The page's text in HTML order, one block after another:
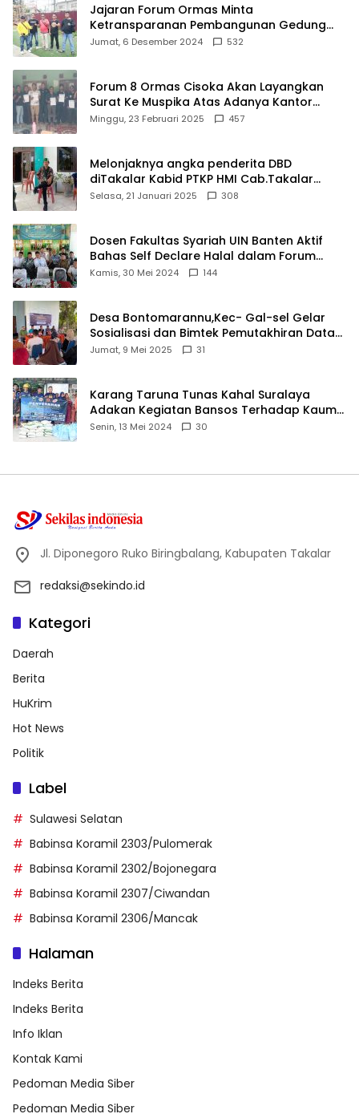
Jajaran Forum Ormas Minta
Ketransparanan Pembangunan Gedung
Damkar Di Kecamatan Cisoka
Jumat, 6 Desember 2024 532
Forum 8 Ormas Cisoka Akan Layangkan
Surat Ke Muspika Atas Adanya Kantor
Matel di Cisoka
Minggu, 23 Februari 2025 457
Melonjaknya angka penderita DBD
diTakalar Kabid PTKP HMI Cab.Takalar
angkat bicara
Selasa, 21 Januari 2025 308
Dosen Fakultas Syariah UIN Banten Aktif
Bahas Self Declare Halal dalam Forum
Ijtima Ulama MUI
Kamis, 30 Mei 2024 144
Desa Bontomarannu,Kec- Gal-sel Gelar
Sosialisasi dan Bimtek Pemutakhiran Data
ID
Jumat, 9 Mei 2025 31
Karang Taruna Tunas Kahal Suralaya
Adakan Kegiatan Bansos Terhadap Kaum
Dhuafa dan Anak Yatim-Piatu
Senin, 13 Mei 2024 30
Jl. Diponegoro Ruko Biringbalang, Kabupaten Takalar
redaksi@sekindo.id
Kategori
Daerah
Berita
HuKrim
Hot News
Politik
Label
Sulawesi Selatan
Babinsa Koramil 2303/Pulomerak
Babinsa Koramil 2302/Bojonegara
Babinsa Koramil 2307/Ciwandan
Babinsa Koramil 2306/Mancak
Halaman
Indeks Berita
Indeks Berita
Info Iklan
Kontak Kami
Pedoman Media Siber
Pedoman Media Siber